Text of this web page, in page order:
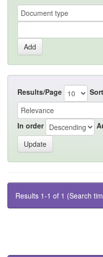
Results/Page
In order
Results 1-1 of 1 (Search